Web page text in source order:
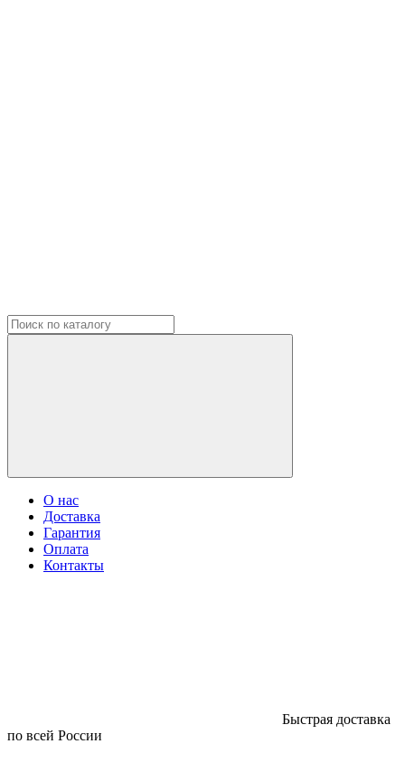
О нас
Доставка
Гарантия
Оплата
Контакты
Быстрая доставка
по всей России